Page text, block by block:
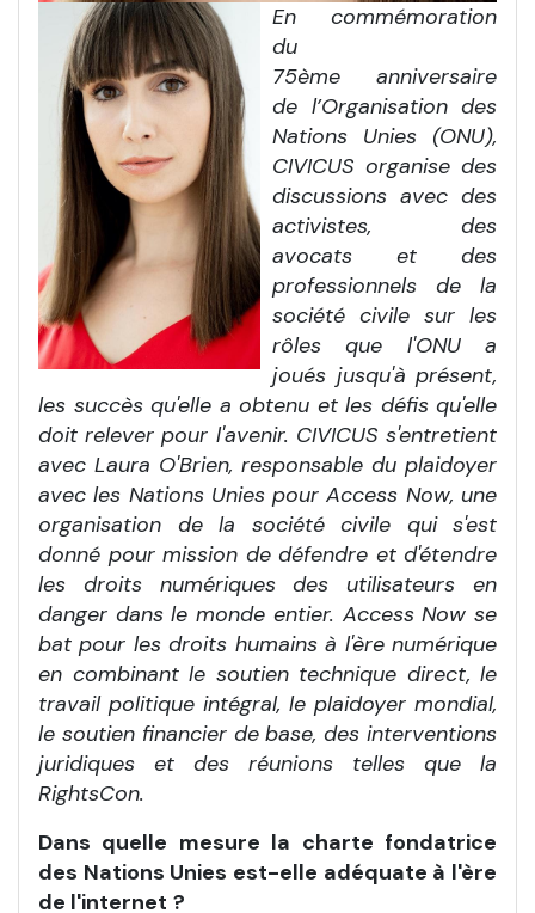
En commémoration
du
75ème anniversaire
de l’Organisation des
Nations Unies (ONU),
CIVICUS organise des
discussions avec des
activistes, des
avocats et des
professionnels de la
société civile sur les
rôles que l'ONU a
joués jusqu'à présent,
les succès qu'elle a obtenu et les défis qu'elle
doit relever pour l'avenir. CIVICUS s'entretient
avec Laura O'Brien, responsable du plaidoyer
avec les Nations Unies pour Access Now, une
organisation de la société civile qui s'est
donné pour mission de défendre et d'étendre
les droits numériques des utilisateurs en
danger dans le monde entier. Access Now se
bat pour les droits humains à l'ère numérique
en combinant le soutien technique direct, le
travail politique intégral, le plaidoyer mondial,
le soutien financier de base, des interventions
juridiques et des réunions telles que la
RightsCon.
Dans quelle mesure la charte fondatrice
des Nations Unies est-elle adéquate à l'ère
de l'internet ?